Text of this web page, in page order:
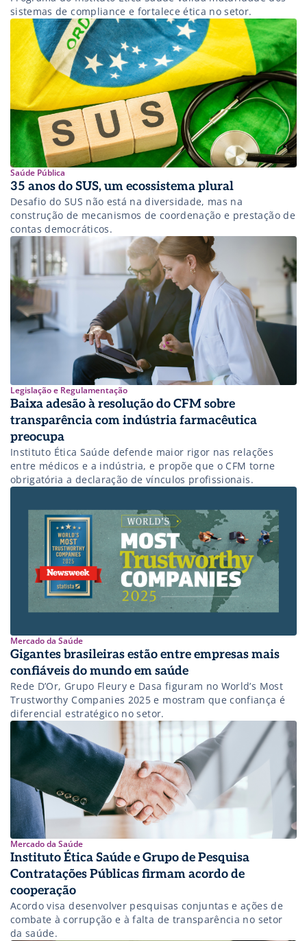
sistemas de compliance e fortalece ética no setor.
Saúde Pública
35 anos do SUS, um ecossistema plural
Desafio do SUS não está na diversidade, mas na
construção de mecanismos de coordenação e prestação de
contas democráticos.
Legislação e Regulamentação
Baixa adesão à resolução do CFM sobre
transparência com indústria farmacêutica
preocupa
Instituto Ética Saúde defende maior rigor nas relações
entre médicos e a indústria, e propõe que o CFM torne
obrigatória a declaração de vínculos profissionais.
Mercado da Saúde
Gigantes brasileiras estão entre empresas mais
confiáveis do mundo em saúde
Rede D’Or, Grupo Fleury e Dasa figuram no World’s Most
Trustworthy Companies 2025 e mostram que confiança é
diferencial estratégico no setor.
Mercado da Saúde
Instituto Ética Saúde e Grupo de Pesquisa
Contratações Públicas firmam acordo de
cooperação
Acordo visa desenvolver pesquisas conjuntas e ações de
combate à corrupção e à falta de transparência no setor
da saúde.